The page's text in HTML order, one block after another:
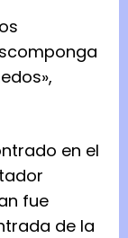
en el
fue
de la